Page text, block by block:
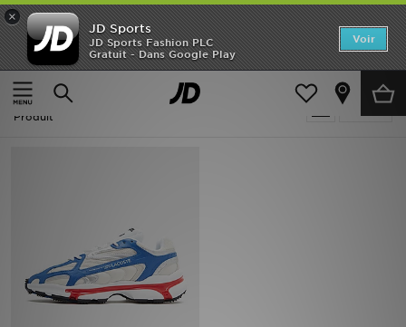
×
JD Sports
JD Sports Fashion PLC
Gratuit - Dans Google Play
Voir
Accueil
Homme
Homme - Lacoste L003
Produit
Accueil
Nouveautés
Homme
Marques